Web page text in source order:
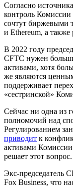
Согласно
контроль
сочтут биржевыми
и Ethereum, а
В 2022 году
CFTC нужен
активами, хотя
же являются
поддерживает
«сестринской»
Сейчас ни одна из
полномочий над
Регулированием
приводит к
активами
решает этот вопрос.
Экс-председатель
Fox Business, что